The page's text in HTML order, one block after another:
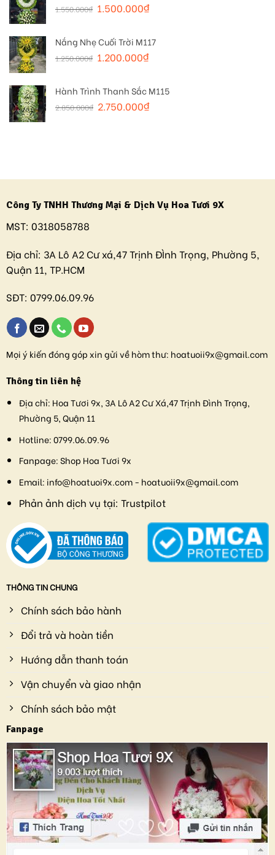
1.550.000₫ 1.500.000₫
Nắng Nhẹ Cuối Trời M117
1.250.000₫ 1.200.000₫
Hành Trình Thanh Sắc M115
2.850.000₫ 2.750.000₫
Công Ty TNHH Thương Mại & Dịch Vụ Hoa Tươi 9X
MST: 0318058788
Địa chỉ: 3A Lô A2 Cư xá,47 Trịnh ĐÌnh Trọng, Phường 5,
Quận 11, TP.HCM
SĐT: 0799.06.09.96
Mọi ý kiến đóng góp xin gửi về hòm thư: hoatuoii9x@gmail.com
Thông tin liên hệ
Địa chỉ: Hoa Tươi 9x, 3A Lô A2 Cư Xá,47 Trịnh Đình Trọng,
Phường 5, Quận 11
Hotline:0799.06.09.96
Fanpage:Shop Hoa Tươi 9x
Email: info@hoatuoi9x.com - hoatuoii9x@gmail.com
Phản ảnh dịch vụ tại: Trustpilot
THÔNG TIN CHUNG
Chính sách bảo hành
Đổi trả và hoàn tiền
Hướng dẫn thanh toán
Vận chuyển và giao nhận
Chính sách bảo mật
Fanpage